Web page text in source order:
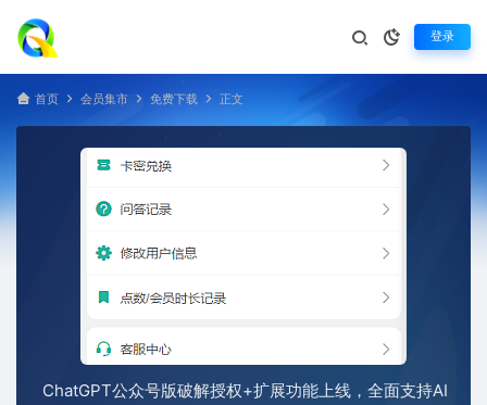
登录
首页 会员集市 免费下载 正文
ChatGPT公众号版破解授权+扩展功能上线，全面支持AI